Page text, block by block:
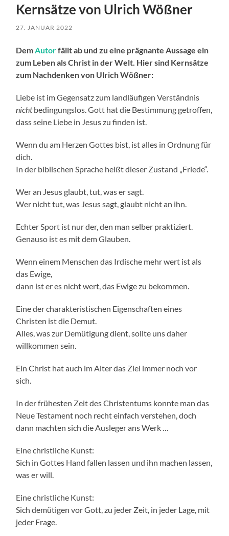
Kernsätze von Ulrich Wößner
27. JANUAR 2022
DemAutorfällt ab und zu eine prägnante Aussage ein
zum Leben als Christ in der Welt. Hier sind Kernsätze
zum Nachdenken von Ulrich Wößner:
Liebe ist im Gegensatz zum landläufigen Verständnis
nichtbedingungslos. Gott hat die Bestimmung getroffen,
dass seine Liebe in Jesus zu finden ist.
Wenn du am Herzen Gottes bist, ist alles in Ordnung für
dich.
In der biblischen Sprache heißt dieser Zustand „Friede“.
Wer an Jesus glaubt, tut, was er sagt.
Wer nicht tut, was Jesus sagt, glaubt nicht an ihn.
Echter Sport ist nur der, den man selber praktiziert.
Genauso ist es mit dem Glauben.
Wenn einem Menschen das Irdische mehr wert ist als
das Ewige,
dann ist er es nicht wert, das Ewige zu bekommen.
Eine der charakteristischen Eigenschaften eines
Christen ist die Demut.
Alles, was zur Demütigung dient, sollte uns daher
willkommen sein.
Ein Christ hat auch im Alter das Ziel immer noch vor
sich.
In der frühesten Zeit des Christentums konnte man das
Neue Testament noch recht einfach verstehen, doch
dann machten sich die Ausleger ans Werk …
Eine christliche Kunst:
Sich in Gottes Hand fallen lassen und ihn machen lassen,
was er will.
Eine christliche Kunst:
Sich demütigen vor Gott, zu jeder Zeit, in jeder Lage, mit
jeder Frage.